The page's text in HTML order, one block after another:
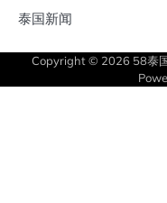
泰国新闻
Copyright © 2026 58泰